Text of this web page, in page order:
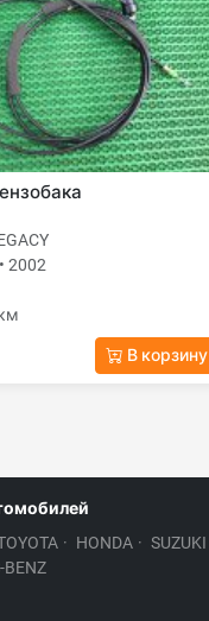
2002
В корзину
· HONDA · SUZUKI
BENZ